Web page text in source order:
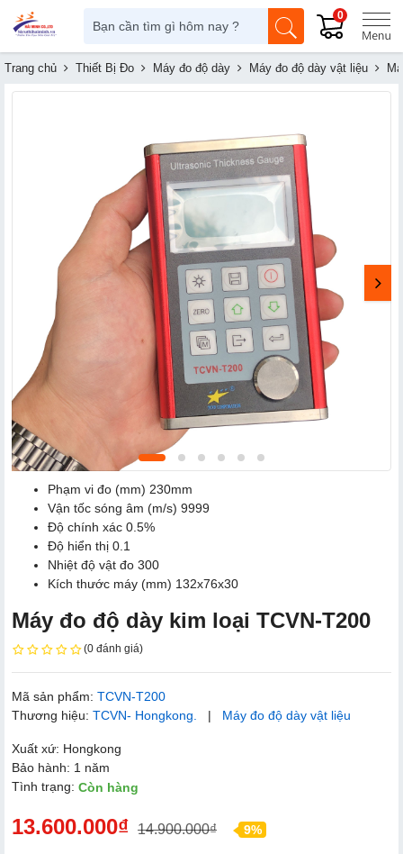
0
Trang chủ Thiết Bị Đo Máy đo độ dày Máy đo độ dày vật liệu
Phạm vi đo (mm) 230mm
Vận tốc sóng âm (m/s) 9999
Độ chính xác 0.5%
Độ hiển thị 0.1
Nhiệt độ vật đo 300
Kích thước máy (mm) 132x76x30
Máy đo độ dày kim loại TCVN-T200
(0 đánh giá)
Mã sản phẩm: TCVN-T200
Thương hiệu: TCVN- Hongkong. | Máy đo độ dày vật liệu
Xuất xứ: Hongkong
Bảo hành: 1 năm
Tình trạng: Còn hàng
13.600.000₫ 14.900.000₫ 9%